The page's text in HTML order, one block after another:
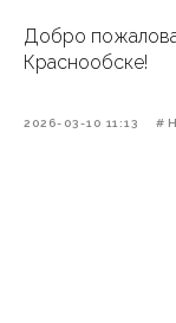
Добро
Краснообске!
2026-03-10 11:13